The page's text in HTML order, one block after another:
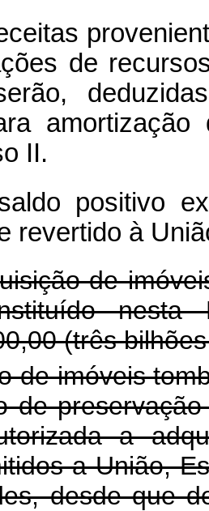
de
II.
positivo
revertido à
de
(três
imóveis
de
a
a União,
desde que